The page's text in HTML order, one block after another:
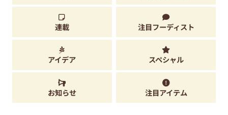
連載 注目フーディスト
アイデア スペシャル
お知らせ 注目アイテム